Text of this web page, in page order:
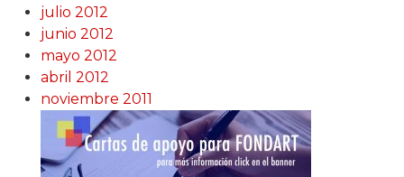
julio 2012
junio 2012
mayo 2012
abril 2012
noviembre 2011